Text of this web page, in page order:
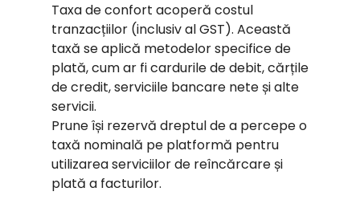
Taxa de confort acoperă costul
tranzacțiilor (inclusiv al GST). Această
taxă se aplică metodelor specifice de
plată, cum ar fi cardurile de debit, cărțile
de credit, serviciile bancare nete și alte
servicii.
Prune își rezervă dreptul de a percepe o
taxă nominală pe platformă pentru
utilizarea serviciilor de reîncărcare și
plată a facturilor.